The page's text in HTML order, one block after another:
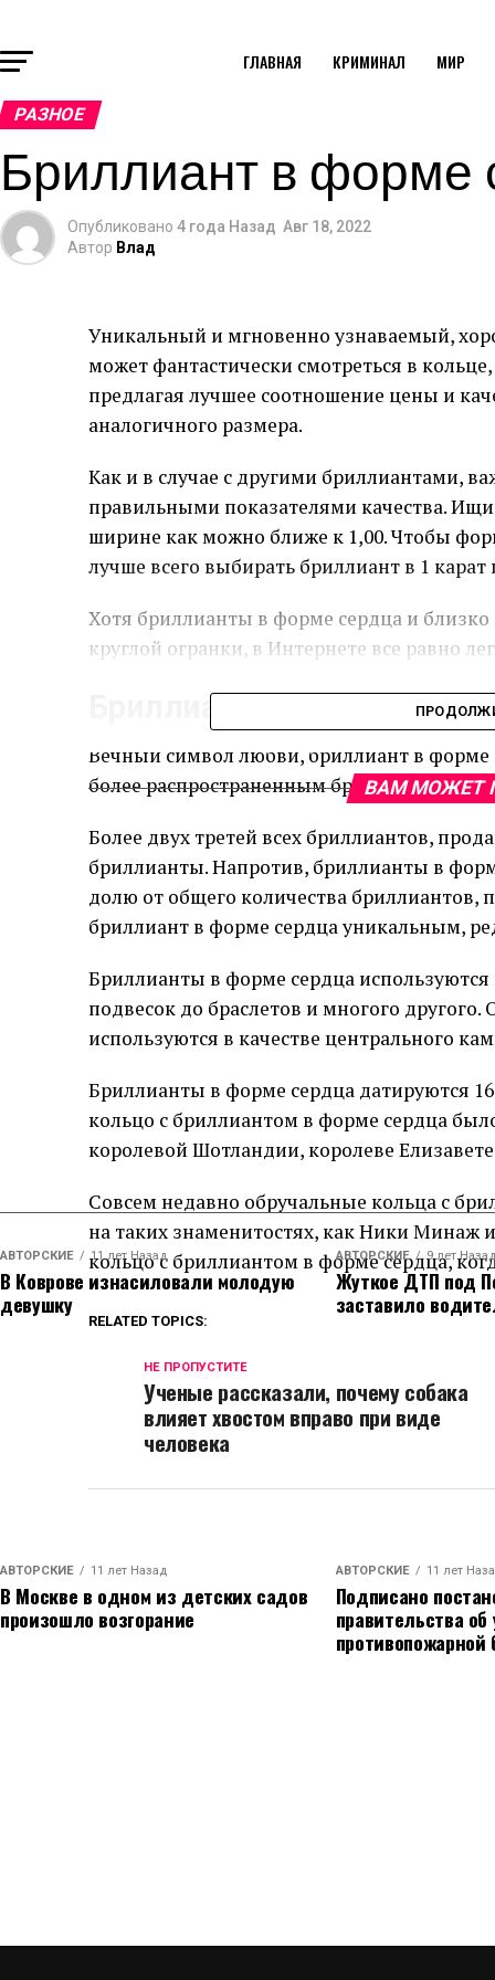
ГЛАВНАЯ КРИМИНАЛ МИР
РАЗНОЕ
Бриллиант в форме
Опубликовано 4 года Назад Авг 18, 2022
Автор Влад
Уникальный и мгновенно узнаваемый,
может фантастически смотреться в
предлагая лучшее соотношение цены и
аналогичного размера.
Как и в случае с другими бриллиантами,
правильными показателями качества.
ширине как можно ближе к 1,00. Чтобы
лучше всего выбирать бриллиант в 1
Хотя бриллианты в форме сердца и
круглой огранки, в Интернете все равно
Бриллиант в форме
Вечный символ любви, бриллиант в форме
более распространенным бриллиантам.
Более двух третей всех бриллиантов,
бриллианты. Напротив, бриллианты в
долю от общего количества бриллиантов,
бриллиант в форме сердца уникальным,
Бриллианты в форме сердца
подвесок до браслетов и многого
используются в качестве центрального
Бриллианты в форме сердца датируются
кольцо с бриллиантом в форме сердца
королевой Шотландии, королеве Елизавете
Совсем недавно обручальные кольца с
на таких знаменитостях, как Ники Минаж
кольцо с бриллиантом в форме сердца,
RELATED TOPICS:
НЕ ПРОПУСТИТЕ
Ученые рассказали, почему собака
влияет хвостом вправо при виде
человека
ВАМ МОЖЕТ
АВТОРСКИЕ 11 лет Назад
В Коврове изнасиловали молодую
девушку
АВТОРСКИЕ 9 лет Назад
Жуткое ДТП под
заставило
АВТОРСКИЕ 11 лет Назад
В Москве в одном из детских садов
произошло возгорание
АВТОРСКИЕ 11 лет
Подписано
правительства
противопожарной